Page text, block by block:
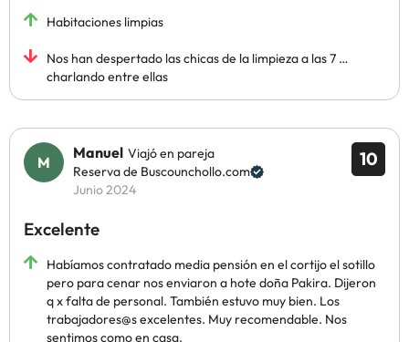
Habitaciones limpias
Nos han despertado las chicas de la limpieza a las 7 …
charlando entre ellas
10
Manuel Viajó en pareja
Reserva de Buscounchollo.com
Junio 2024
Excelente
Habíamos contratado media pensión en el cortijo el sotillo
pero para cenar nos enviaron a hote doña Pakira. Dijeron
q x falta de personal. También estuvo muy bien. Los
trabajadores@s excelentes. Muy recomendable. Nos
sentimos como en casa.